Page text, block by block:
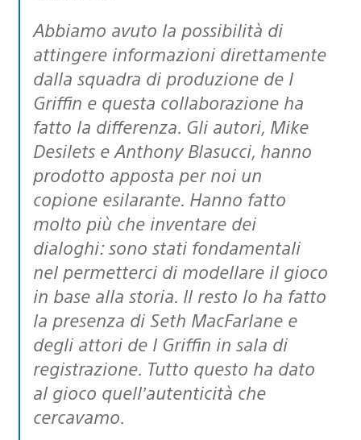
Abbiamo avuto la possibilità di
attingere informazioni direttamente
dalla squadra di produzione de I
Griffin e questa collaborazione ha
fatto la differenza. Gli autori, Mike
Desilets e Anthony Blasucci, hanno
prodotto apposta per noi un
copione esilarante. Hanno fatto
molto più che inventare dei
dialoghi: sono stati fondamentali
nel permetterci di modellare il gioco
in base alla storia. Il resto lo ha fatto
la presenza di Seth MacFarlane e
degli attori de I Griffin in sala di
registrazione. Tutto questo ha dato
al gioco quell’autenticità che
cercavamo.